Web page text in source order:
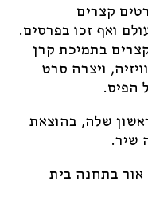
קצרים
ואף זכו בפרסים.
בתמיכת קרן
ויצרה סרט
שלה, בהוצאת
בתחנה בית